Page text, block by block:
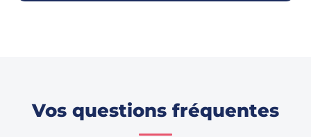
Vos questions fréquentes